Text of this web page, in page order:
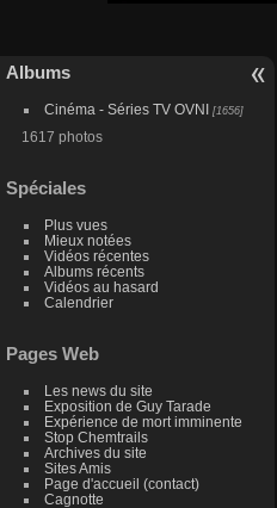
Albums
Cinéma - Séries TV OVNI [1656]
1617 photos
Spéciales
Plus vues
Mieux notées
Vidéos récentes
Albums récents
Vidéos au hasard
Calendrier
Pages Web
Les news du site
Exposition de Guy Tarade
Expérience de mort imminente
Stop Chemtrails
Archives du site
Sites Amis
Page d'accueil (contact)
Cagnotte